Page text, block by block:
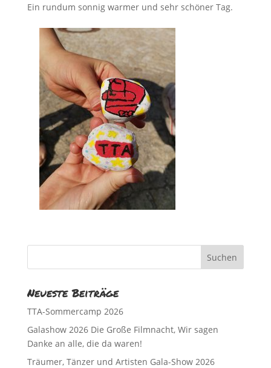
Ein rundum sonnig warmer und sehr schöner Tag.
Neueste Beiträge
TTA-Sommercamp 2026
Galashow 2026 Die Große Filmnacht, Wir sagen
Danke an alle, die da waren!
Träumer, Tänzer und Artisten Gala-Show 2026